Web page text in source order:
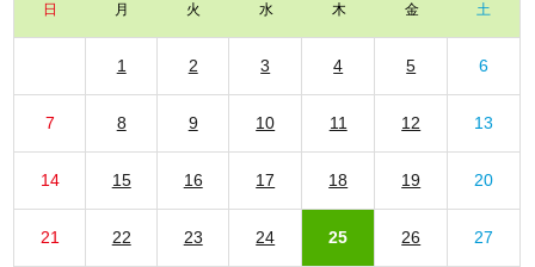
日 月 火 水 木 金 土
1 2 3 4 5 6
7 8 9 10 11 12 13
14 15 16 17 18 19 20
21 22 23 24 25 26 27